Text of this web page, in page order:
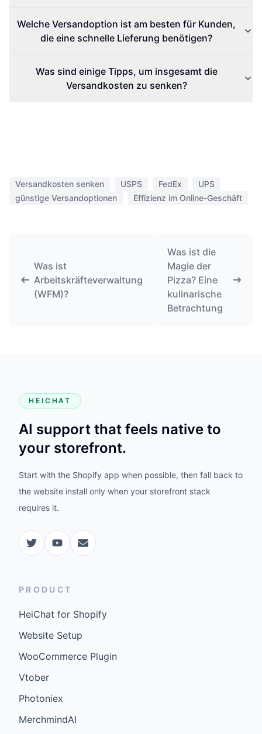
Welche Versandoption ist am besten für Kunden,
die eine schnelle Lieferung benötigen?
Was sind einige Tipps, um insgesamt die
Versandkosten zu senken?
Versandkosten senken USPS FedEx
UPS
günstige Versandoptionen
Effizienz im Online-Geschäft
Was ist
Arbeitskräfteverwaltung
(WFM)?
Was ist die
Magie der
Pizza? Eine
kulinarische
Betrachtung
HEICHAT
AI support that feels native to
your storefront.
Start with the Shopify app when possible, then fall back to
the website install only when your storefront stack
requires it.
PRODUCT
HeiChat for Shopify
Website Setup
WooCommerce Plugin
Vtober
Photoniex
MerchmindAI